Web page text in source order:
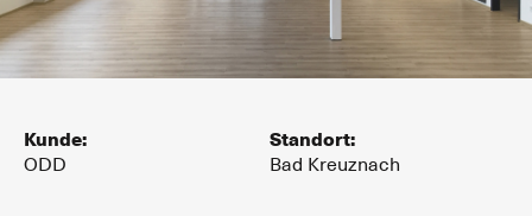
Kunde:
ODD
Standort:
Bad Kreuznach